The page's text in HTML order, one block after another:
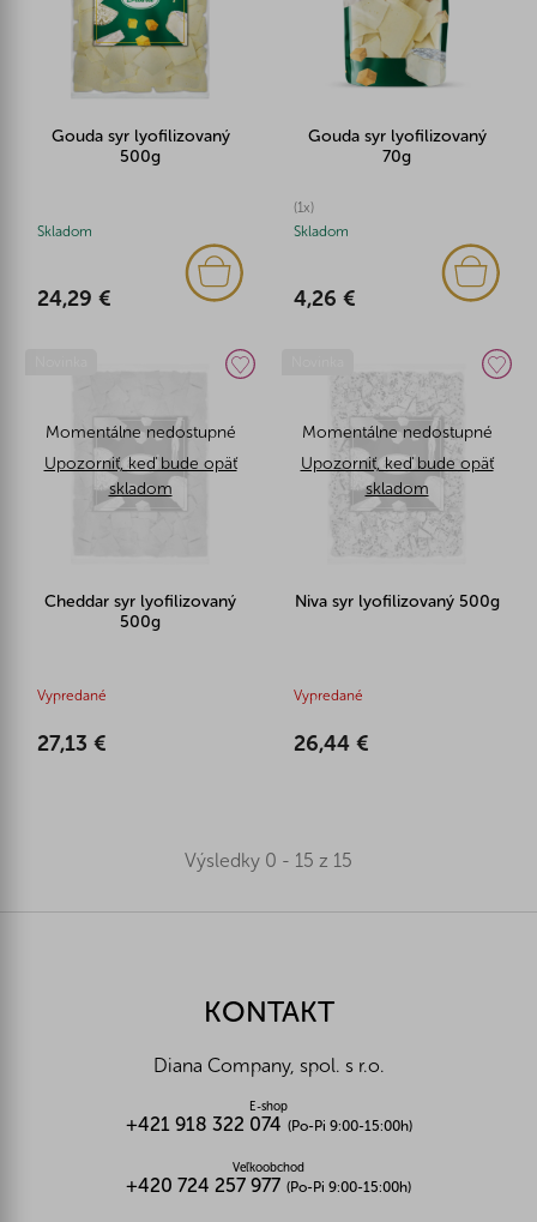
Gouda syr lyofilizovaný
500g
Skladom
24,29 €
Gouda syr lyofilizovaný
70g
(1x)
Skladom
4,26 €
Momentálne nedostupné
Upozorniť, keď bude opäť
skladom
Cheddar syr lyofilizovaný
500g
Vypredané
27,13 €
Momentálne nedostupné
Upozorniť, keď bude opäť
skladom
Niva syr lyofilizovaný 500g
Vypredané
26,44 €
Výsledky 0 - 15 z 15
KONTAKT
Diana Company, spol. s r.o.
E-shop
+421 918 322 074 (Po-Pi 9:00-15:00h)
Veľkoobchod
+420 724 257 977 (Po-Pi 9:00-15:00h)